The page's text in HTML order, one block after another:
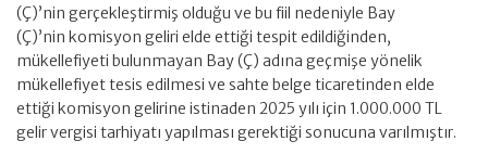
(Ç)’nin gerçekleştirmiş olduğu ve bu fiil nedeniyle Bay
(Ç)’nin komisyon geliri elde ettiği tespit edildiğinden,
mükellefiyeti bulunmayan Bay (Ç) adına geçmişe yönelik
mükellefiyet tesis edilmesi ve sahte belge ticaretinden elde
ettiği komisyon gelirine istinaden 2025 yılı için 1.000.000 TL
gelir vergisi tarhiyatı yapılması gerektiği sonucuna varılmıştır.